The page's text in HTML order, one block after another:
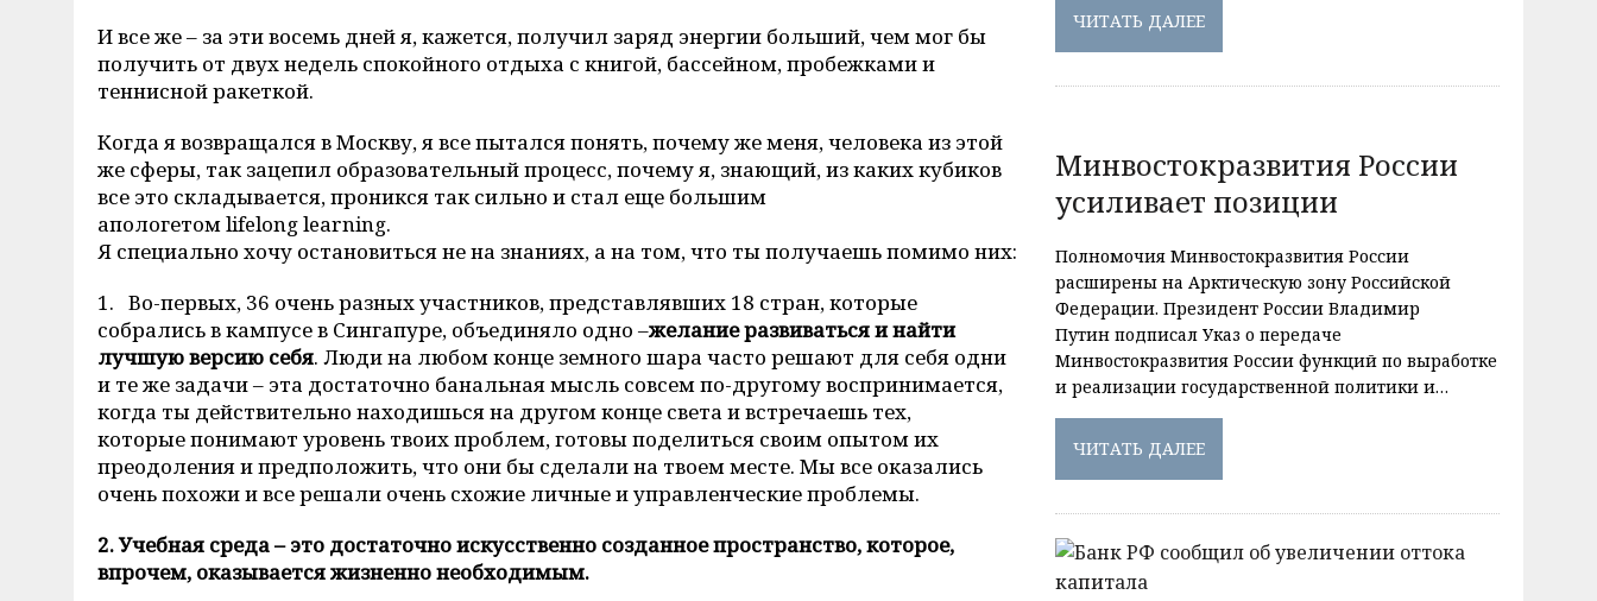
И все же – за эти восемь дней я, кажется, получил заряд энергии больший, чем мог бы
получить от двух недель спокойного отдыха с книгой, бассейном, пробежками и
теннисной ракеткой.
Когда я возвращался в Москву, я все пытался понять, почему же меня, человека из этой
же сферы, так зацепил образовательный процесс, почему я, знающий, из каких кубиков
все это складывается, проникся так сильно и стал еще большим
апологетом lifelong learning.
Я специально хочу остановиться не на знаниях, а на том, что ты получаешь помимо них:
1. Во-первых, 36 очень разных участников, представлявших 18 стран, которые
собрались в кампусе в Сингапуре, объединяло одно –желание развиваться и найти
лучшую версию себя. Люди на любом конце земного шара часто решают для себя одни
и те же задачи – эта достаточно банальная мысль совсем по-другому воспринимается,
когда ты действительно находишься на другом конце света и встречаешь тех,
которые понимают уровень твоих проблем, готовы поделиться своим опытом их
преодоления и предположить, что они бы сделали на твоем месте. Мы все оказались
очень похожи и все решали очень схожие личные и управленческие проблемы.
2. Учебная среда – это достаточно искусственно созданное пространство, которое,
впрочем, оказывается жизненно необходимым.
ЧИТАТЬ ДАЛЕЕ
Минвостокразвития России
усиливает позиции
Полномочия Минвостокразвития России
расширены на Арктическую зону Российской
Федерации. Президент России Владимир
Путин подписал Указ о передаче
Минвостокразвития России функций по выработке
и реализации государственной политики и…
ЧИТАТЬ ДАЛЕЕ